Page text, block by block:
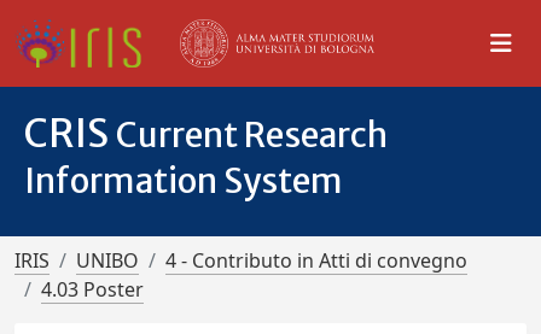
CRIS Current Research
Information System
IRIS UNIBO
4 - Contributo in Atti di convegno
4.03 Poster